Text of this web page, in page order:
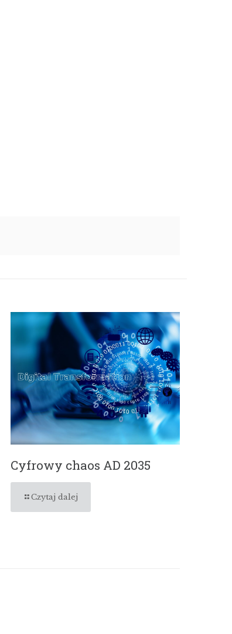
Cyfrowy chaos AD 2035
Czytaj dalej